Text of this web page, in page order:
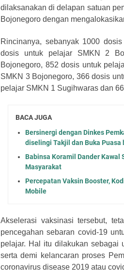
dilaksanakan di delapan satuan
Bojonegoro dengan
Rincinanya, sebanyak 1000
dosis untuk pelajar SMKN 2
Bojonegoro, 852 dosis untuk
SMKN 3 Bojonegoro, 366 dosis
pelajar SMKN 1 Sugihwaras dan
BACA JUGA
Bersinergi dengan Dinkes
diselingi Takjil dan Buka Puasa
Babinsa Koramil Dander Kawal
Masyarakat
Percepatan Vaksin Booster,
Mobile
Akselerasi vaksinasi tersebut,
pencegahan sebaran covid-19
pelajar. Hal itu dilakukan sebagai
serta demi kelancaran proses
coronavirus disease 2019 atau